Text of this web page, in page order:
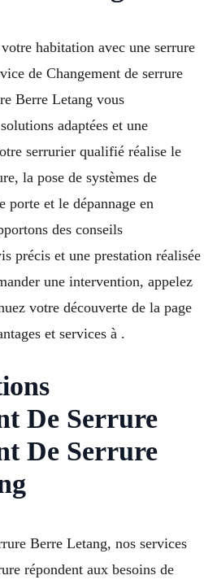
habitation avec une serrure
de Changement de serrure
Berre Letang vous
adaptées et une
serrurier qualifié réalise le
la pose de systèmes de
porte et le dépannage en
des conseils
précis et une prestation réalisée
une intervention, appelez
votre découverte de la page
et services à .
De Serrure
De Serrure
Berre Letang, nos services
répondent aux besoins de